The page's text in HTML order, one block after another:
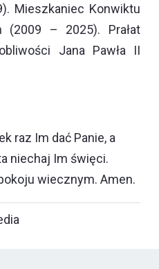
Mieszkaniec Konwiktu
(2009 – 2025). Prałat
Jana Pawła II
raz Im dać Panie, a
niechaj Im święci.
wiecznym. Amen.